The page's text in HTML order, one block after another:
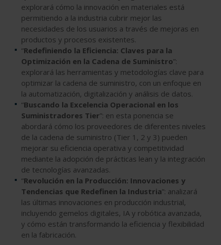
explorará cómo la innovación en materiales está
permitiendo a la industria cubrir mejor las
necesidades de los usuarios a través de mejoras en
productos y procesos existentes.
“Redefiniendo la Eficiencia: Claves para la
Optimización en la Cadena de Suministro”:
explorará las herramientas y metodologías clave para
optimizar la cadena de suministro, con un enfoque en
la automatización, digitalización y análisis de datos.
“Buscando la Excelencia Operacional en los
Suministradores Tier”: en esta ponencia se
abordará cómo los proveedores de diferentes niveles
de la cadena de suministro (Tier 1, 2 y 3) pueden
mejorar su eficiencia operativa y competitividad
mediante la adopción de prácticas lean y la integración
de tecnologías avanzadas.
“Revolución en la Producción: Innovaciones y
Tendencias que Redefinen la Industria”: analizará
las últimas innovaciones en producción industrial,
incluyendo gemelos digitales, IA y robótica avanzada,
y cómo están transformando la eficiencia y flexibilidad
en la fabricación.